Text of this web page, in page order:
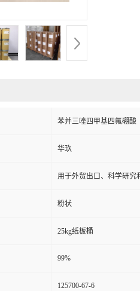
苯并三唑四甲基四氟硼酸
华玖
用于外贸出口、科学研究
粉状
25kg纸板桶
99%
125700-67-6